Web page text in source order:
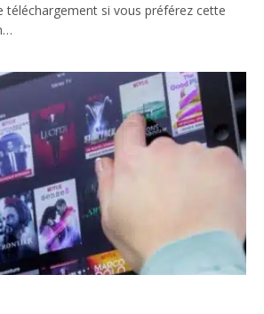
téléchargement si vous préférez cette